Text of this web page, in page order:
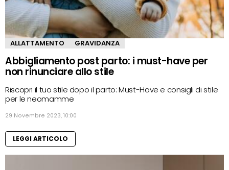
ALLATTAMENTO GRAVIDANZA
Abbigliamento post parto: i must-have per
non rinunciare allo stile
Riscopri il tuo stile dopo il parto: Must-Have e consigli di stile
per le neomamme
29 Novembre 2023, 10:00
LEGGI ARTICOLO